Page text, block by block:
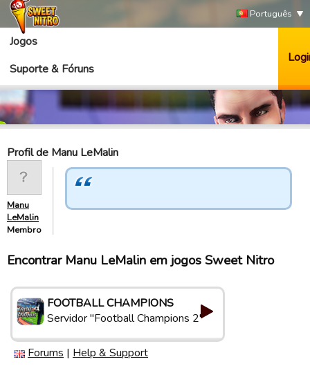
Português
Jogos
Suporte & Fóruns
Profil de Manu LeMalin
Manu
LeMalin
Membro
Encontrar Manu LeMalin em jogos Sweet Nitro
FOOTBALL CHAMPIONS
Servidor "Football Champions 2"
Forums | Help & Support